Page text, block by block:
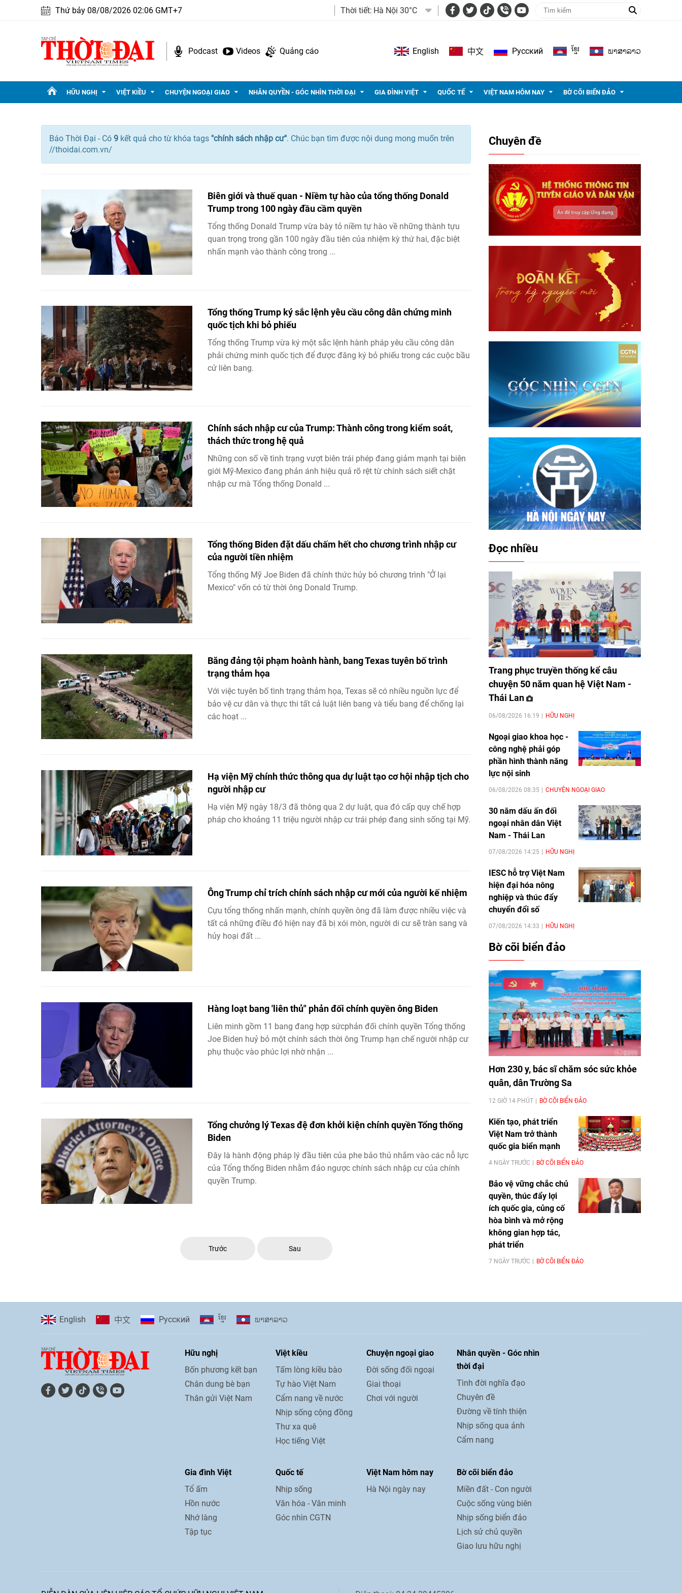
Thứ bảy 08/08/2026 02:06 GMT+7 Thời tiết: Hà Nội 30°C
Podcast Videos Quảng cáo English 中文 Pусский ខ្មែរ ພາ​ສາ​ລາວ
HỮU NGHỊ VIỆT KIỀU CHUYỆN NGOẠI GIAO NHÂN QUYỀN - GÓC NHÌN THỜI ĐẠI GIA ĐÌNH VIỆT QUỐC TẾ VIỆT NAM HÔM NAY BỜ CÕI BIỂN ĐẢO
Báo Thời Đại - Có 9 kết quả cho từ khóa tags "chính sách nhập cư". Chúc bạn tìm được nội dung mong muốn trên
//thoidai.com.vn/
Biên giới và thuế quan - Niềm tự hào của tổng thống Donald
Trump trong 100 ngày đầu cầm quyền
Tổng thống Donald Trump vừa bày tỏ niềm tự hào về những thành tựu
quan trọng trong gần 100 ngày đầu tiên của nhiệm kỳ thứ hai, đặc biệt
nhấn mạnh vào thành công trong ...
Tổng thống Trump ký sắc lệnh yêu cầu công dân chứng minh
quốc tịch khi bỏ phiếu
Tổng thống Trump vừa ký một sắc lệnh hành pháp yêu cầu công dân
phải chứng minh quốc tịch để được đăng ký bỏ phiếu trong các cuộc bầu
cử liên bang.
Chính sách nhập cư của Trump: Thành công trong kiểm soát,
thách thức trong hệ quả
Những con số về tình trạng vượt biên trái phép đang giảm mạnh tại biên
giới Mỹ-Mexico đang phản ánh hiệu quả rõ rệt từ chính sách siết chặt
nhập cư mà Tổng thống Donald ...
Tổng thống Biden đặt dấu chấm hết cho chương trình nhập cư
của người tiền nhiệm
Tổng thống Mỹ Joe Biden đã chính thức hủy bỏ chương trình "Ở lại
Mexico" vốn có từ thời ông Donald Trump.
Băng đảng tội phạm hoành hành, bang Texas tuyên bố trình
trạng thảm họa
Với việc tuyên bố tình trạng thảm họa, Texas sẽ có nhiều nguồn lực để
bảo vệ cư dân và thực thi tất cả luật liên bang và tiểu bang để chống lại
các hoạt ...
Hạ viện Mỹ chính thức thông qua dự luật tạo cơ hội nhập tịch cho
người nhập cư
Hạ viện Mỹ ngày 18/3 đã thông qua 2 dự luật, qua đó cấp quy chế hợp
pháp cho khoảng 11 triệu người nhập cư trái phép đang sinh sống tại Mỹ.
Ông Trump chỉ trích chính sách nhập cư mới của người kế nhiệm
Cựu tổng thống nhấn mạnh, chính quyền ông đã làm được nhiều việc và
tất cả những điều đó hiện nay đã bị xói mòn, người di cư sẽ tràn sang và
hủy hoại đất ...
Hàng loạt bang 'liên thủ" phản đối chính quyền ông Biden
Liên minh gồm 11 bang đang hợp sứcphản đối chính quyền Tổng thống
Joe Biden huỷ bỏ một chính sách thời ông Trump hạn chế người nhập cư
phụ thuộc vào phúc lợi nhờ nhận ...
Tổng chưởng lý Texas đệ đơn khởi kiện chính quyền Tổng thống
Biden
Đây là hành động pháp lý đầu tiên của phe bảo thủ nhắm vào các nỗ lực
của Tổng thống Biden nhằm đảo ngược chính sách nhập cư của chính
quyền Trump.
Trước Sau
Chuyên đề
Đọc nhiều
Trang phục truyền thống kể câu
chuyện 50 năm quan hệ Việt Nam -
Thái Lan
06/08/2026 16:19 HỮU NGHỊ
Ngoại giao khoa học -
công nghệ phải góp
phần hình thành năng
lực nội sinh
06/08/2026 08:35 CHUYỆN NGOẠI GIAO
30 năm dấu ấn đối
ngoại nhân dân Việt
Nam - Thái Lan
07/08/2026 14:25 HỮU NGHỊ
IESC hỗ trợ Việt Nam
hiện đại hóa nông
nghiệp và thúc đẩy
chuyển đổi số
07/08/2026 14:33 HỮU NGHỊ
Bờ cõi biển đảo
Hơn 230 y, bác sĩ chăm sóc sức khỏe
quân, dân Trường Sa
12 GIỜ 14 PHÚT BỜ CÕI BIỂN ĐẢO
Kiến tạo, phát triển
Việt Nam trở thành
quốc gia biển mạnh
4 NGÀY TRƯỚC BỜ CÕI BIỂN ĐẢO
Bảo vệ vững chắc chủ
quyền, thúc đẩy lợi
ích quốc gia, củng cố
hòa bình và mở rộng
không gian hợp tác,
phát triển
7 NGÀY TRƯỚC BỜ CÕI BIỂN ĐẢO
English 中文 Pусский ខ្មែរ ພາ​ສາ​ລາວ
Hữu nghị
Bốn phương kết bạn
Chân dung bè bạn
Thân gửi Việt Nam
Việt kiều
Tấm lòng kiều bào
Tự hào Việt Nam
Cẩm nang về nước
Nhịp sống cộng đồng
Thư xa quê
Học tiếng Việt
Chuyện ngoại giao
Đời sống đối ngoại
Giai thoại
Chơi với người
Nhân quyền - Góc nhìn
thời đại
Tình đời nghĩa đạo
Chuyên đề
Đường về tính thiện
Nhịp sống qua ảnh
Cẩm nang
Gia đình Việt
Tổ ấm
Hồn nước
Nhớ làng
Tập tục
Quốc tế
Nhịp sống
Văn hóa - Văn minh
Góc nhìn CGTN
Việt Nam hôm nay
Hà Nội ngày nay
Bờ cõi biển đảo
Miền đất - Con người
Cuộc sống vùng biên
Nhịp sống biển đảo
Lịch sử chủ quyền
Giao lưu hữu nghị